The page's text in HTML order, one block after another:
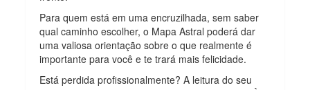
Para quem está em uma encruzilhada, sem saber
qual caminho escolher, o Mapa Astral poderá dar
uma valiosa orientação sobre o que realmente é
importante para você e te trará mais felicidade.
Está perdida profissionalmente? A leitura do seu